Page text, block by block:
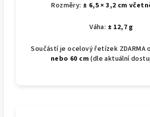
Rozměry: ± 6,5 × 3,2 cm
Váha: ± 12,7 g
Součástí je ocelový řetízek ZDARMA
nebo 60 cm (dle aktuální